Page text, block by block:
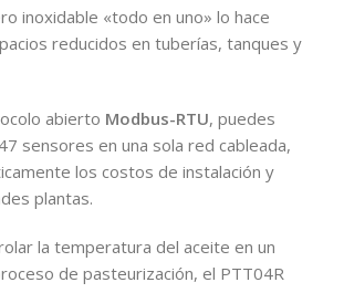
inoxidable «todo en uno» lo hace
reducidos en tuberías, tanques y
abierto Modbus-RTU, puedes
sensores en una sola red cableada,
los costos de instalación y
plantas.
la temperatura del aceite en un
de pasteurización, el PTT04R